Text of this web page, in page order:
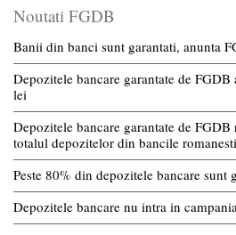
Noutati FGDB
Banii din banci sunt garantati, anunta
Depozitele bancare garantate de
lei
Depozitele bancare garantate de
totalul depozitelor din bancile romanesti
Peste 80% din depozitele bancare sunt
Depozitele bancare nu intra in